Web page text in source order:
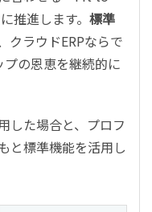
推進します。 標準
クラウドERPならで
の恩恵を継続的に
した場合と、プロフ
と標準機能を活用し